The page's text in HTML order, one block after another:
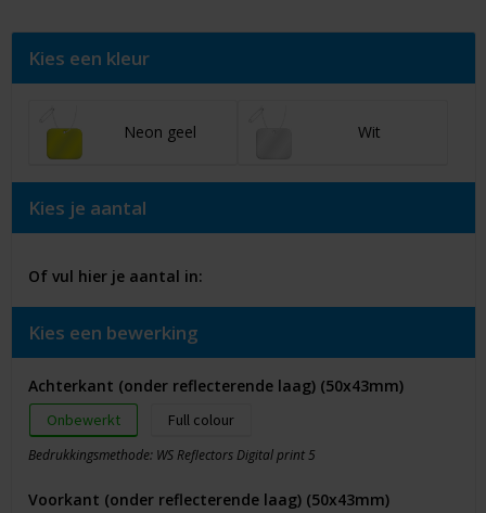
Kies een kleur
Neon geel Wit
Kies je aantal
Of vul hier je aantal in:
Kies een bewerking
Achterkant (onder reflecterende laag) (50x43mm)
Onbewerkt Full colour
Bedrukkingsmethode: WS Reflectors Digital print 5
Voorkant (onder reflecterende laag) (50x43mm)